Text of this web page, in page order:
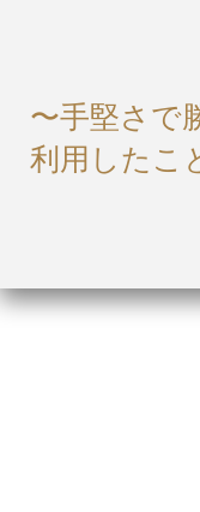
〜手堅さで
利用したこ